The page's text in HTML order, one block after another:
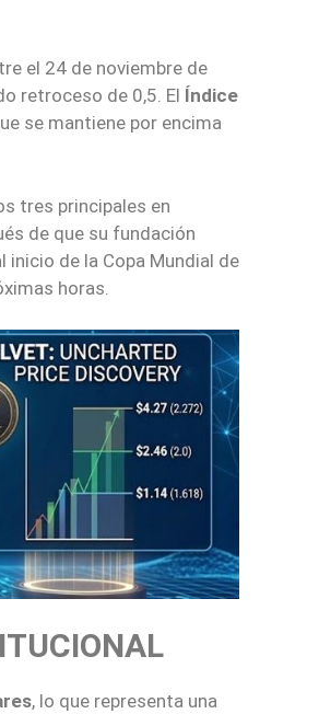
el 24 de noviembre de
retroceso de 0,5. El Índice
se mantiene por encima
tres principales en
de que su fundación
de la Copa Mundial de
horas.
, lo que representa una